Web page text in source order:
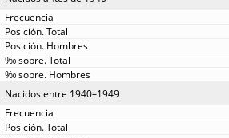
Nacidos entre 1940–1949